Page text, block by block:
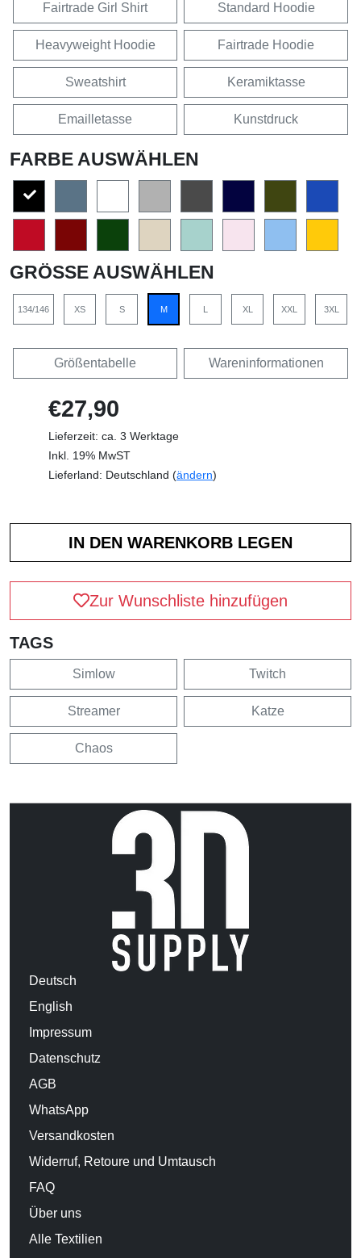
Fairtrade Girl Shirt Standard Hoodie
Heavyweight Hoodie Fairtrade Hoodie
Sweatshirt Keramiktasse
Emailletasse Kunstdruck
FARBE AUSWÄHLEN
GRÖSSE AUSWÄHLEN
134/146 XS S M XL XXL 3XL
Größentabelle Wareninformationen
€27,90
Lieferzeit: ca. 3 Werktage
Inkl. 19% MwST
Lieferland: Deutschland (ändern)
Zur Wunschliste hinzufügen
TAGS
Simlow Twitch
Streamer Katze
Chaos
Deutsch
English
Impressum
Datenschutz
AGB
WhatsApp
Versandkosten
Widerruf, Retoure und Umtausch
FAQ
Über uns
Alle Textilien